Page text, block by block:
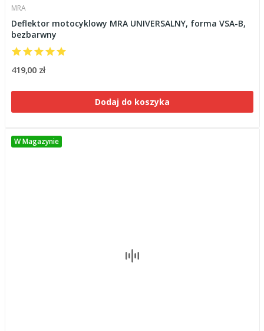
MRA
Deflektor motocyklowy MRA UNIVERSALNY, forma VSA-B,
bezbarwny
419,00 zł
Dodaj do koszyka
W Magazynie